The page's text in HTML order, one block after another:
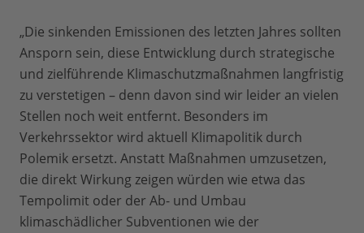
„Die sinkenden Emissionen des letzten Jahres sollten
Ansporn sein, diese Entwicklung durch strategische
und zielführende Klimaschutzmaßnahmen langfristig
zu verstetigen – denn davon sind wir leider an vielen
Stellen noch weit entfernt. Besonders im
Verkehrssektor wird aktuell Klimapolitik durch
Polemik ersetzt. Anstatt Maßnahmen umzusetzen,
die direkt Wirkung zeigen würden wie etwa das
Tempolimit oder der Ab- und Umbau
klimaschädlicher Subventionen wie der